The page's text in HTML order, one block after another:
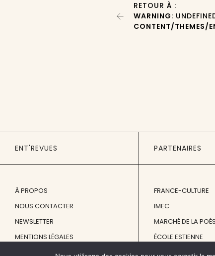
RETOUR À :
WARNING:
CONTENT/THEMES/
ENT'REVUES
À PROPOS
NOUS CONTACTER
NEWSLETTER
MENTIONS LÉGALES
PARTENAIRES
FRANCE-CULTURE
IMEC
MARCHÉ DE LA
ÉCOLE ESTIENNE